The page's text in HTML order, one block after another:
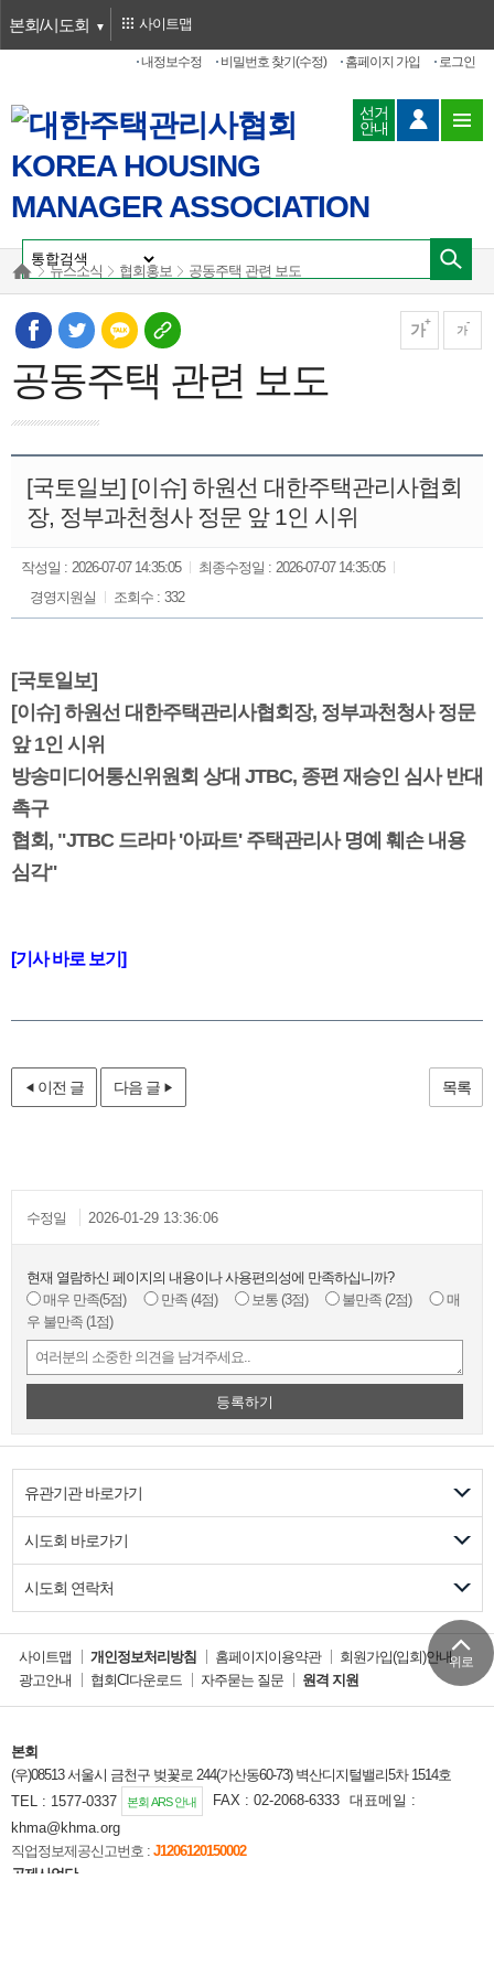
본회/시도회
로그인
홈페이지 가입
비밀번호 찾기(수정)
내정보수정
사이트맵
선거
안내
뉴스소식 협회홍보 공동주택 관련 보도
가 가
공동주택 관련 보도
[국토일보] [이슈] 하원선 대한주택관리사협회
장, 정부과천청사 정문 앞 1인 시위
작성일 : 2026-07-07 14:35:05 최종수정일 : 2026-07-07 14:35:05
경영지원실
조회수 : 332
[국토일보]
[이슈] 하원선 대한주택관리사협회장, 정부과천청사 정문
앞 1인 시위
방송미디어통신위원회 상대 JTBC, 종편 재승인 심사 반대
촉구
협회, "JTBC 드라마 '아파트' 주택관리사 명예 훼손 내용
심각"
[기사 바로 보기]
이전 글 다음 글 목록
수정일 2026-01-29 13:36:06
현재 열람하신 페이지의 내용이나 사용편의성에 만족하십니까?
매우 만족(5점) 만족 (4점) 보통 (3점) 불만족 (2점)
매
우 불만족 (1점)
등록하기
유관기관 바로가기
시도회 바로가기
시도회 연락처
사이트맵 개인정보처리방침 홈페이지이용약관
회원가입(입회)안내
광고안내
협회CI다운로드 자주묻는 질문 원격 지원
본회
(우)08513 서울시 금천구 벚꽃로 244(가산동60-73) 벽산디지털밸리5차 1514호
TEL : 1577-0337
본회 ARS 안내 FAX : 02-2068-6333
대표메일 :
khma@khma.org
직업정보제공신고번호 : J1206120150002
공제사업단
위로